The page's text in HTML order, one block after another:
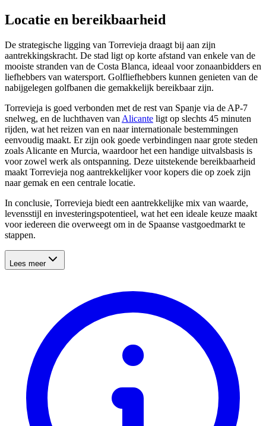
Locatie en bereikbaarheid
De strategische ligging van Torrevieja draagt bij aan zijn
aantrekkingskracht. De stad ligt op korte afstand van enkele van de
mooiste stranden van de Costa Blanca, ideaal voor zonaanbidders en
liefhebbers van watersport. Golfliefhebbers kunnen genieten van de
nabijgelegen golfbanen die gemakkelijk bereikbaar zijn.
Torrevieja is goed verbonden met de rest van Spanje via de AP-7
snelweg, en de luchthaven van Alicante ligt op slechts 45 minuten
rijden, wat het reizen van en naar internationale bestemmingen
eenvoudig maakt. Er zijn ook goede verbindingen naar grote steden
zoals Alicante en Murcia, waardoor het een handige uitvalsbasis is
voor zowel werk als ontspanning. Deze uitstekende bereikbaarheid
maakt Torrevieja nog aantrekkelijker voor kopers die op zoek zijn
naar gemak en een centrale locatie.
In conclusie, Torrevieja biedt een aantrekkelijke mix van waarde,
levensstijl en investeringspotentieel, wat het een ideale keuze maakt
voor iedereen die overweegt om in de Spaanse vastgoedmarkt te
stappen.
Lees meer